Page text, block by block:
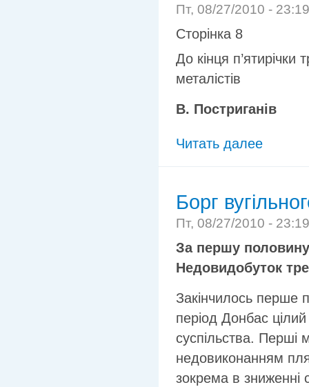
Пт, 08/27/2010 -
Сторінка 8
До кінця п’ятирічки
металістів
В. Постриганів
Читать далее
Борг
Пт, 08/27/2010 -
За першу
Недовидобуток
Закінчилось перше
період Донбас
суспільства. Перші
недовиконанням
зокрема в зниженні